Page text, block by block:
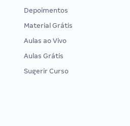
Depoimentos
Material Grátis
Aulas ao Vivo
Aulas Grátis
Sugerir Curso